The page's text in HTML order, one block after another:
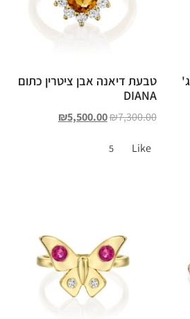
טבעת דיאנה אבן ציטרין כתום
DIANA
₪7,300.00
₪5,500.00
Like
5